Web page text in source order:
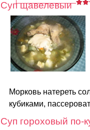
Суп щавелевый
Морковь натереть
кубиками,
Суп гороховый по-